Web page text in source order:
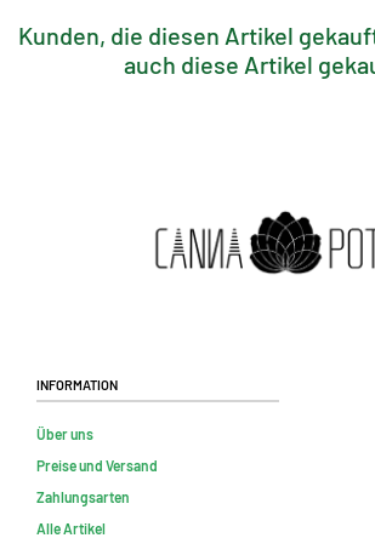
Kunden, die diesen Artikel
auch diese Artikel
Information
Über uns
Preise und Versand
Zahlungsarten
Alle Artikel